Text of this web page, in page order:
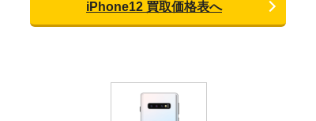
iPhone12 買取価格表へ